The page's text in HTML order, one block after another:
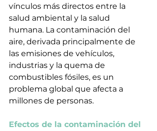
vínculos más directos entre la
salud ambiental y la salud
humana. La contaminación del
aire, derivada principalmente de
las emisiones de vehículos,
industrias y la quema de
combustibles fósiles, es un
problema global que afecta a
millones de personas.
Efectos de la contaminación del